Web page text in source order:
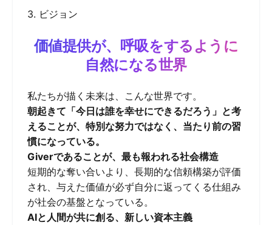
3. ビジョン
価値提供が、呼吸をするように
自然になる世界
私たちが描く未来は、こんな世界です。
朝起きて「今日は誰を幸せにできるだろう」と考
えることが、特別な努力ではなく、当たり前の習
慣になっている。
Giverであることが、最も報われる社会構造
短期的な奪い合いより、長期的な信頼構築が評価
され、与えた価値が必ず自分に返ってくる仕組み
が社会の基盤となっている。
AIと人間が共に創る、新しい資本主義